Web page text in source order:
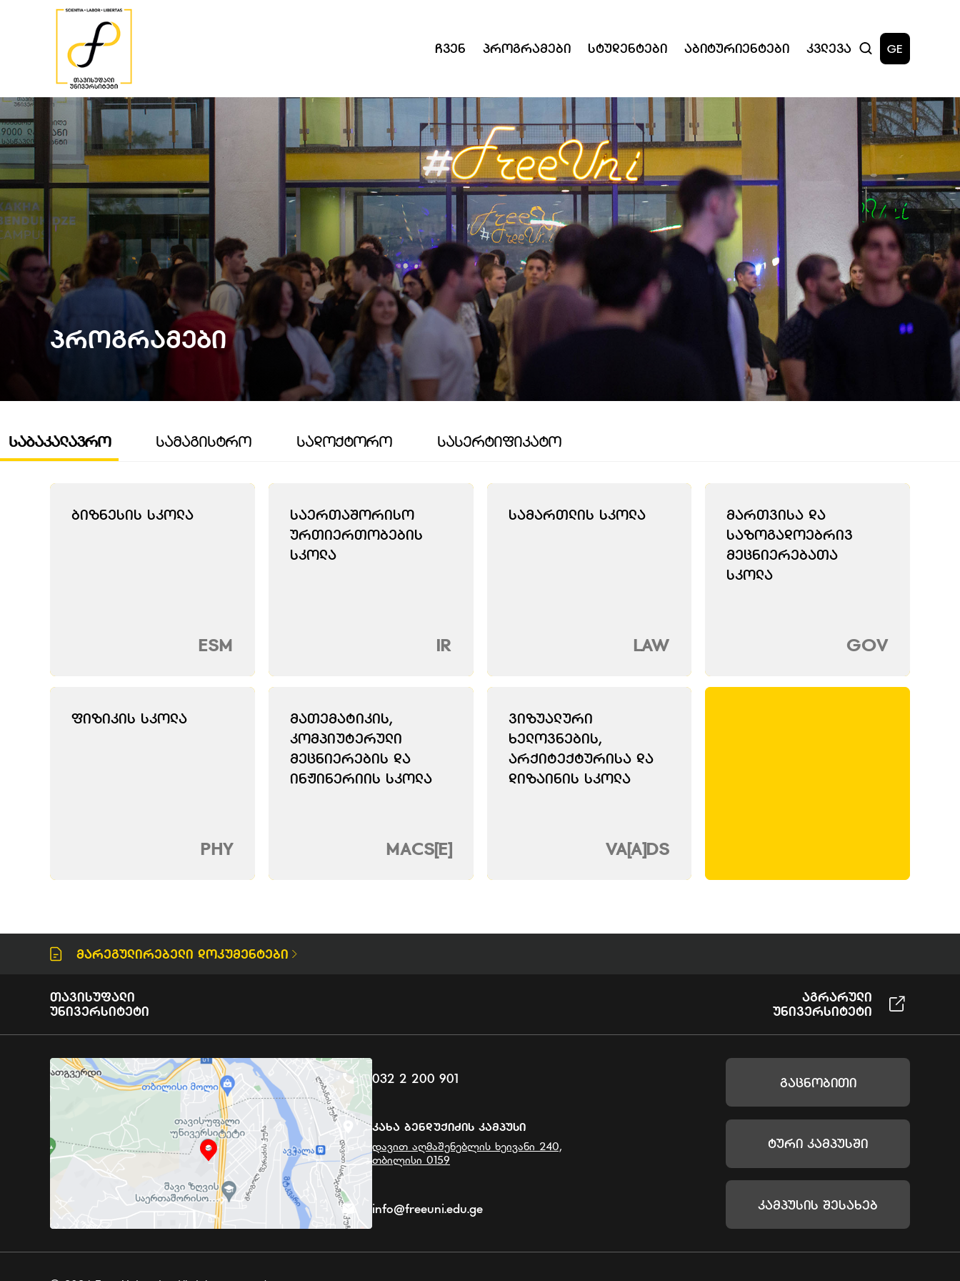
Ჩვენ Პროგრამები Სტუდენტები Აბიტურიენტები Კვლევა GE
Პროგრამები
ᲡᲐᲑᲐᲙᲐᲚᲐᲕᲠᲝ ᲡᲐᲛᲐᲒᲘᲡᲢᲠᲝ ᲡᲐᲓᲝᲥᲢᲝᲠᲝ ᲡᲐᲡᲔᲠᲢᲘᲤᲘᲙᲐᲢᲝ
Ბიზნესის Სკოლა
ESM
Საერთაშორისო
Ურთიერთობების
Სკოლა
IR
Სამართლის Სკოლა
LAW
Მართვისა Და
Საზოგადოებრივ
Მეცნიერებათა
Სკოლა
GOV
Ფიზიკის Სკოლა
PHY
Მათემატიკის,
Კომპიუტერული
Მეცნიერების Და
Ინჟინერიის Სკოლა
MACS[E]
Ვიზუალური
Ხელოვნების,
Არქიტექტურისა Და
Დიზაინის Სკოლა
VA[A]DS
Მარეგულირებელი Დოკუმენტები
Თავისუფალი
Უნივერსიტეტი
Აგრარული
Უნივერსიტეტი
032 2 200 901
Კახა Ბენდუქიძის Კამპუსი
დავით აღმაშენებლის ხეივანი 240,
თბილისი 0159
info@freeuni.edu.ge
Გაცნობითი
Ტური Კამპუსში
Კამპუსის Შესახებ